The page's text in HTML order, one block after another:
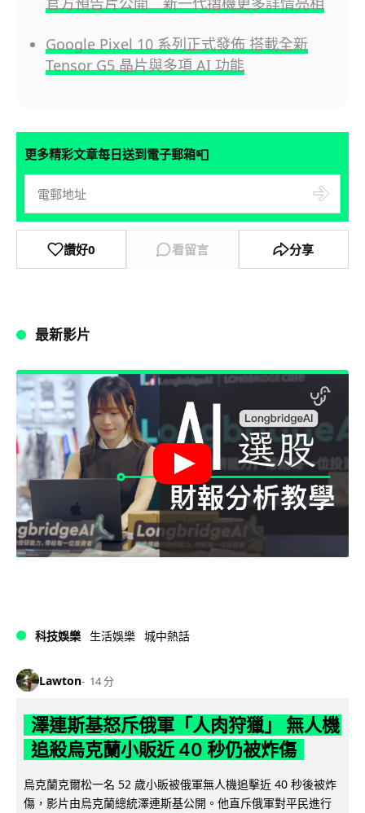
Google Pixel 10 系列正式發佈 搭載全新
Tensor G5 晶片與多項 AI 功能
更多精彩文章每日送到電子郵箱📮
讚好0 看留言 分享
最新影片
科技娛樂 生活娛樂 城中熱話
Lawton 14 分
澤連斯基怒斥俄軍「人肉狩獵」 無人機
追殺烏克蘭小販近 40 秒仍被炸傷
烏克蘭克爾松一名 52 歲小販被俄軍無人機追擊近 40 秒後被炸
傷，影片由烏克蘭總統澤連斯基公開。他直斥俄軍對平民進行